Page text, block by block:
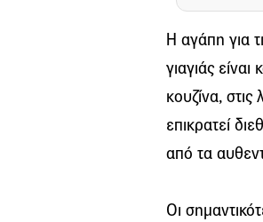
Η αγάπη για
γιαγιάς
κουζίνα,
επικρατεί
από τα
Οι